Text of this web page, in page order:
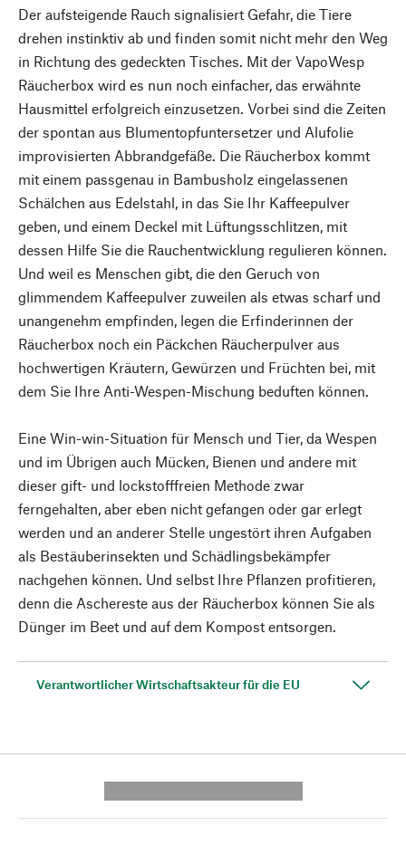
Der aufsteigende Rauch signalisiert Gefahr, die Tiere
drehen instinktiv ab und finden somit nicht mehr den Weg
in Richtung des gedeckten Tisches. Mit der VapoWesp
Räucherbox wird es nun noch einfacher, das erwähnte
Hausmittel erfolgreich einzusetzen. Vorbei sind die Zeiten
der spontan aus Blumentopfuntersetzer und Alufolie
improvisierten Abbrandgefäße. Die Räucherbox kommt
mit einem passgenau in Bambusholz eingelassenen
Schälchen aus Edelstahl, in das Sie Ihr Kaffeepulver
geben, und einem Deckel mit Lüftungsschlitzen, mit
dessen Hilfe Sie die Rauchentwicklung regulieren können.
Und weil es Menschen gibt, die den Geruch von
glimmendem Kaffeepulver zuweilen als etwas scharf und
unangenehm empfinden, legen die Erfinderinnen der
Räucherbox noch ein Päckchen Räucherpulver aus
hochwertigen Kräutern, Gewürzen und Früchten bei, mit
dem Sie Ihre Anti-Wespen-Mischung beduften können.
Eine Win-win-Situation für Mensch und Tier, da Wespen
und im Übrigen auch Mücken, Bienen und andere mit
dieser gift- und lockstofffreien Methode zwar
ferngehalten, aber eben nicht gefangen oder gar erlegt
werden und an anderer Stelle ungestört ihren Aufgaben
als Bestäuberinsekten und Schädlingsbekämpfer
nachgehen können. Und selbst Ihre Pflanzen profitieren,
denn die Aschereste aus der Räucherbox können Sie als
Dünger im Beet und auf dem Kompost entsorgen.
Verantwortlicher Wirtschaftsakteur für die EU